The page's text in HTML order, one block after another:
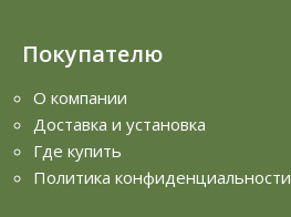
Покупателю
О компании
Доставка и установка
Где купить
Политика конфиденциальности